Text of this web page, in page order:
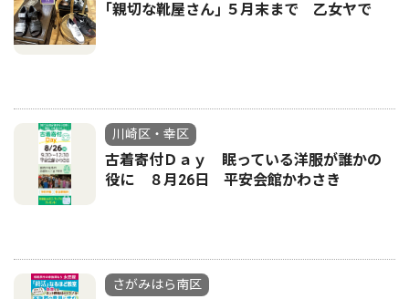
｢親切な靴屋さん｣ ５月末まで 乙女ヤで
川崎区・幸区
古着寄付Ｄａｙ 眠っている洋服が誰かの
役に ８月26日 平安会館かわさき
さがみはら南区